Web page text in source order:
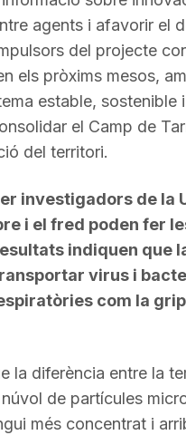
agents i afavorir el
del projecte
els pròxims mesos,
estable,
el Camp de
del territori.
investigadors de la
i el fred poden fer
indiquen que
virus i
com la grip,
la diferència entre la
de partícules
més concentrat i